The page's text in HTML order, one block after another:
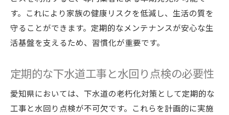
す。これにより家族の健康リスクを低減し、生活の質を
守ることができます。定期的なメンテナンスが安心な生
活基盤を支えるため、習慣化が重要です。
定期的な下水道工事と水回り点検の必要性
愛知県においては、下水道の老朽化対策として定期的な
工事と水回り点検が不可欠です。これらを計画的に実施